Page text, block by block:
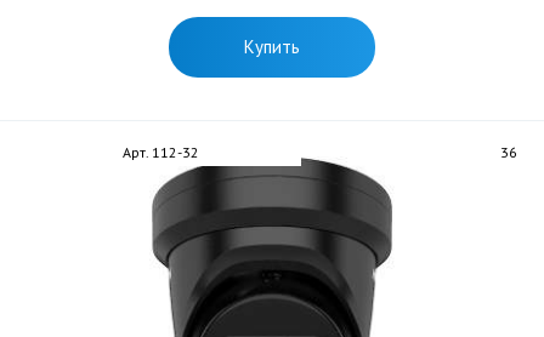
Купить
Арт. 112-32 36